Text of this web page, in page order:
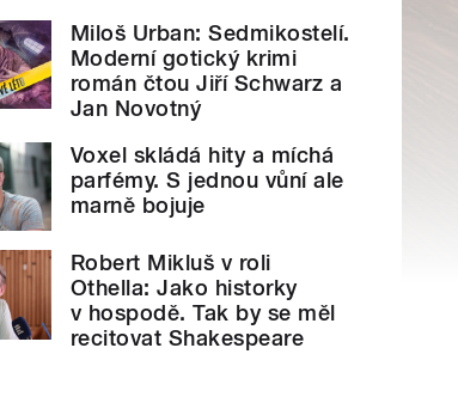
Miloš Urban: Sedmikostelí.
Moderní gotický krimi
román čtou Jiří Schwarz a
Jan Novotný
Voxel skládá hity a míchá
parfémy. S jednou vůní ale
marně bojuje
Robert Mikluš v roli
Othella: Jako historky
v hospodě. Tak by se měl
recitovat Shakespeare